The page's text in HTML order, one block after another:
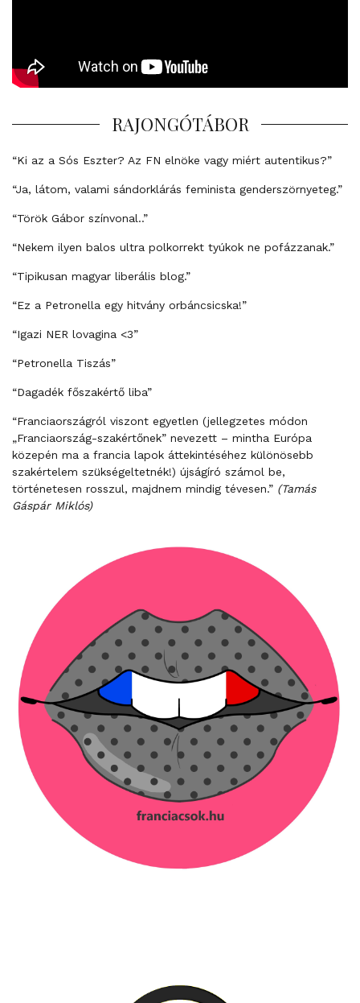
RAJONGÓTÁBOR
“Ki az a Sós Eszter? Az FN elnöke vagy miért autentikus?”
“Ja, látom, valami sándorklárás feminista genderszörnyeteg.”
“Török Gábor színvonal..”
“Nekem ilyen balos ultra polkorrekt tyúkok ne pofázzanak.”
“Tipikusan magyar liberális blog.”
“Ez a Petronella egy hitvány orbáncsicska!”
“Igazi NER lovagina <3”
“Petronella Tiszás”
“Dagadék főszakértő liba”
“Franciaországról viszont egyetlen (jellegzetes módon
„Franciaország-szakértőnek” nevezett – mintha Európa
közepén ma a francia lapok áttekintéséhez különösebb
szakértelem szükségeltetnék!) újságíró számol be,
történetesen rosszul, majdnem mindig tévesen.” (Tamás
Gáspár Miklós)